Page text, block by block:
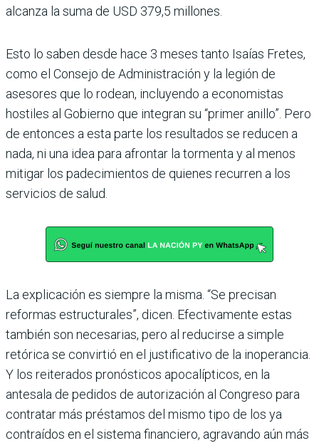
alcanza la suma de USD 379,5 millones.
Esto lo saben desde hace 3 meses tanto Isaías Fretes,
como el Consejo de Administración y la legión de
asesores que lo rodean, incluyendo a economistas
hostiles al Gobierno que integran su “primer anillo”. Pero
de entonces a esta parte los resultados se reducen a
nada, ni una idea para afrontar la tormenta y al menos
mitigar los padecimientos de quienes recurren a los
servicios de salud.
La explicación es siempre la misma. “Se precisan
reformas estructurales”, dicen. Efectivamente estas
también son necesarias, pero al reducirse a simple
retórica se convirtió en el justificativo de la inoperancia.
Y los reiterados pronósticos apocalípticos, en la
antesala de pedidos de autorización al Congreso para
contratar más préstamos del mismo tipo de los ya
contraídos en el sistema financiero, agravando aún más